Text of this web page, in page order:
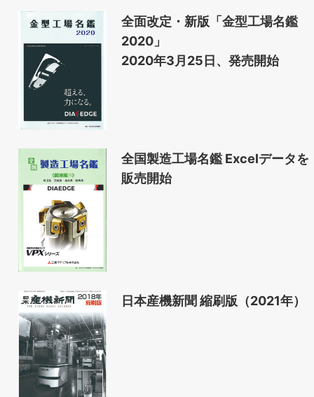
全面改定・新版「金型工場名鑑
2020」
2020年3月25日、発売開始
全国製造工場名鑑 Excelデータを
販売開始
日本産機新聞 縮刷版（2021年）